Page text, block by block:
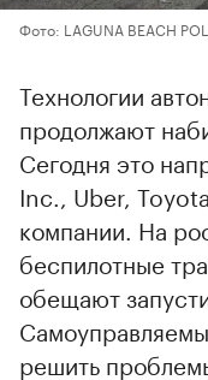
Фото: LAGUNA BEACH
Технологии
продолжают
Сегодня это
Inc., Uber,
компании. На
беспилотные
обещают
решить